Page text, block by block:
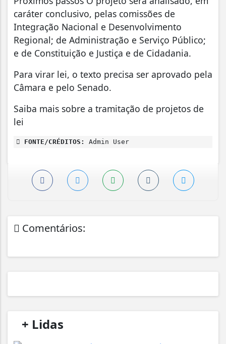
caráter conclusivo, pelas comissões de
Integração Nacional e Desenvolvimento
Regional; de Administração e Serviço Público;
e de Constituição e Justiça e de Cidadania.
Para virar lei, o texto precisa ser aprovado pela
Câmara e pelo Senado.
Saiba mais sobre a tramitação de projetos de
lei
FONTE/CRÉDITOS: Admin User
Comentários:
+ Lidas